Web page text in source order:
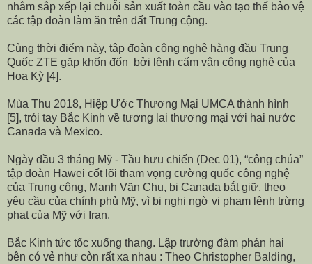
nhằm sắp xếp lại chuỗi sản xuất toàn cầu vào tạo thế bảo vệ
các tập đoàn làm ăn trên đất Trung cộng.
Cùng thời điểm này, tập đoàn công nghệ hàng đầu Trung
Quốc ZTE gặp khốn đốn bởi lệnh cấm vận công nghệ của
Hoa Kỳ [4].
Mùa Thu 2018, Hiệp Ước Thương Mại UMCA thành hình
[5], trói tay Bắc Kinh về tương lai thương mại với hai nước
Canada và Mexico.
Ngày đầu 3 tháng Mỹ - Tầu hưu chiến (Dec 01), “công chúa”
tập đoàn Hawei cốt lõi tham vọng cường quốc công nghệ
của Trung cộng, Mạnh Vãn Chu, bị Canada bắt giữ, theo
yêu cầu của chính phủ Mỹ, vì bị nghi ngờ vi phạm lệnh trừng
phạt của Mỹ với Iran.
Bắc Kinh tức tốc xuống thang. Lập trường đàm phán hai
bên có vẻ như còn rất xa nhau : Theo Christopher Balding,